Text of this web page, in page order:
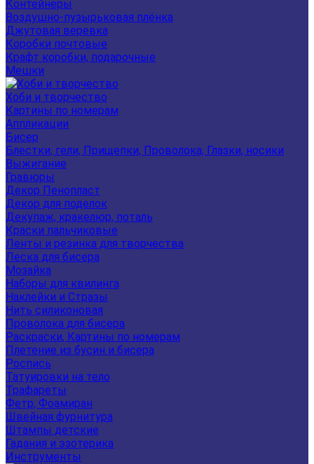
Контейнеры
Воздушно-пузырьковая плёнка
Джутовая веревка
Коробки почтовые
Крафт коробки, подарочные
Мешки
Хоби и творчество
Картины по номерам
Аппликации
Бисер
Блестки, гели, Прищепки, Проволока, Глазки, носики
Выжигание
Гравюры
Декор Пенопласт
Декор для поделок
Декупаж, кракелюр, поталь
Краски пальчиковые
Ленты и резинка для творчества
Леска для бисера
Мозайка
Наборы для квилинга
Наклейки и Стразы
Нить силиконовая
Проволока для бисера
Раскраски, Картины по номерам
Плетение из бусин и бисера
Роспись
Татуировки на тело
Трафареты
Фетр, Фоамиран
Швейная фурнитура
Штампы детские
Гадания и эзотерика
Инструменты